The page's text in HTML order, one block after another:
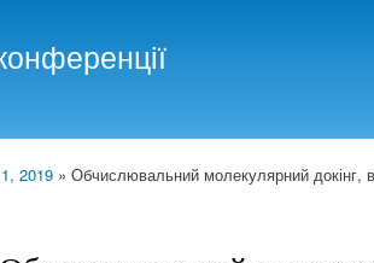
2019 » Обчислювальний молекулярний докінг,